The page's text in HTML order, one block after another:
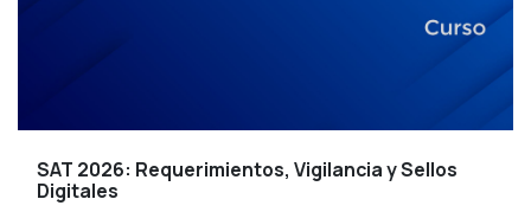
SAT 2026: Requerimientos, Vigilancia y Sellos
Digitales